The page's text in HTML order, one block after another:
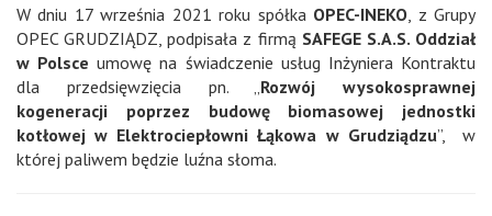
W dniu 17 września 2021 roku spółka OPEC-INEKO, z Grupy
OPEC GRUDZIĄDZ, podpisała z firmą SAFEGE S.A.S. Oddział
w Polsce umowę na świadczenie usług Inżyniera Kontraktu
dla przedsięwzięcia pn. „Rozwój wysokosprawnej
kogeneracji poprzez budowę biomasowej jednostki
kotłowej w Elektrociepłowni Łąkowa w Grudziądzu”, w
której paliwem będzie luźna słoma.